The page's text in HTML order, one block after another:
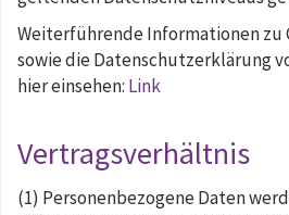
Weiterführende Informationen zu
sowie die Datenschutzerklärung
hier einsehen: Link
Vertragsverhältnis
(1) Personenbezogene Daten